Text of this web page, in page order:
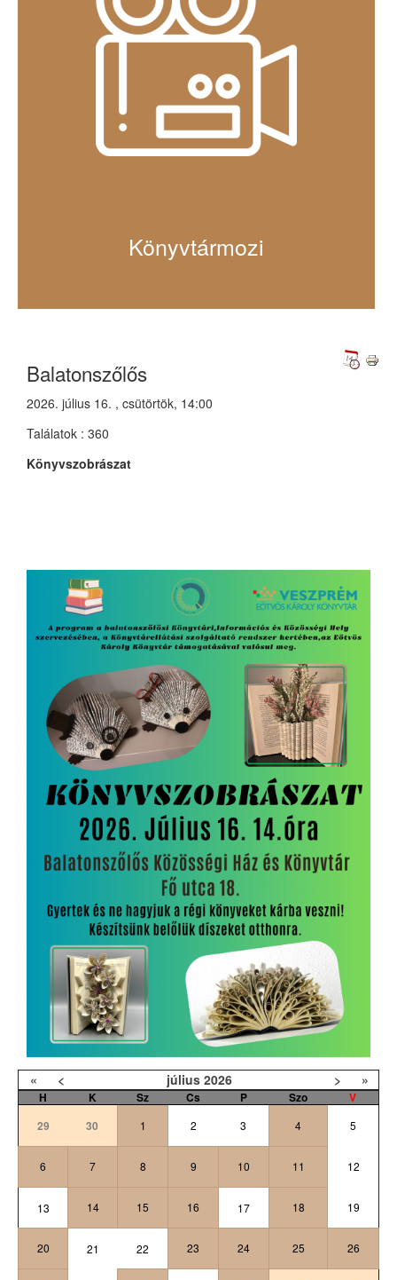
Könyvtármozi
Balatonszőlős
2026. július 16. , csütörtök, 14:00
Találatok : 360
Könyvszobrászat
« < július 2026 > »
H K Sz Cs P Szo
V
29
30 1 2 3 4 5
6 7 8 9 10 11 12
13 14 15 16 17 18 19
20 21 22 23 24 25 26